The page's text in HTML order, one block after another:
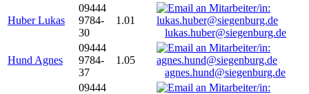
Huber Lukas
09444
9784-
30
1.01
lukas.huber@siegenburg.de
Hund Agnes
09444
9784-
37
1.05
agnes.hund@siegenburg.de
09444